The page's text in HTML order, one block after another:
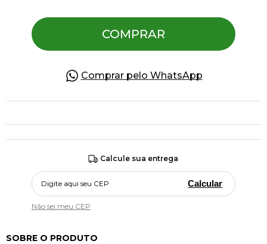
COMPRAR
Comprar pelo WhatsApp
Calcule sua entrega
Calcular
Não sei meu CEP
SOBRE O PRODUTO